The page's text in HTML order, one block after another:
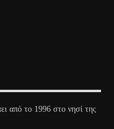
από το 1996 στο νησί της